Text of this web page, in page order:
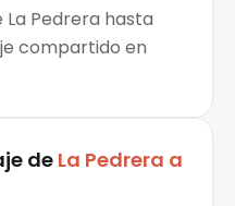
La Pedrera hasta
compartido en
de La Pedrera a